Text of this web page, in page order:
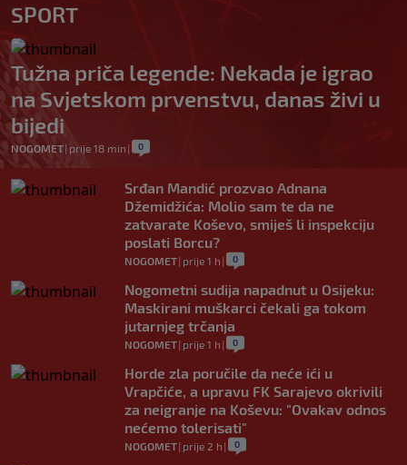
SPORT
Tužna priča legende: Nekada je igrao
na Svjetskom prvenstvu, danas živi u
bijedi
NOGOMET| prije 18 min | 0
Srđan Mandić prozvao Adnana
Džemidžića: Molio sam te da ne
zatvarate Koševo, smiješ li inspekciju
poslati Borcu?
NOGOMET| prije 1 h | 0
Nogometni sudija napadnut u Osijeku:
Maskirani muškarci čekali ga tokom
jutarnjeg trčanja
NOGOMET| prije 1 h | 0
Horde zla poručile da neće ići u
Vrapčiće, a upravu FK Sarajevo okrivili
za neigranje na Koševu: "Ovakav odnos
nećemo tolerisati"
NOGOMET| prije 2 h | 0